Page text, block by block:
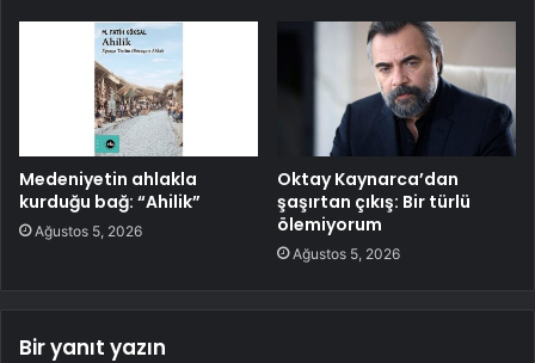
Medeniyetin ahlakla
kurduğu bağ: “Ahilik”
Ağustos 5, 2026
Oktay Kaynarca’dan
şaşırtan çıkış: Bir türlü
ölemiyorum
Ağustos 5, 2026
Bir yanıt yazın